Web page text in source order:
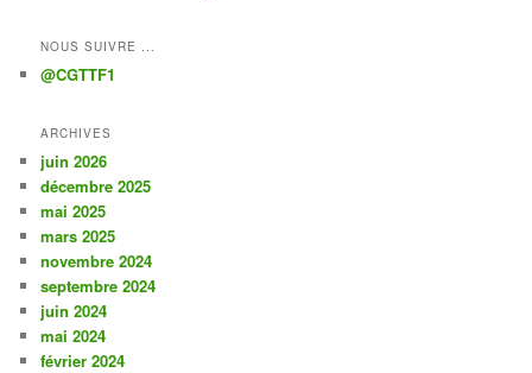
NOUS SUIVRE ...
@CGTTF1
ARCHIVES
juin 2026
décembre 2025
mai 2025
mars 2025
novembre 2024
septembre 2024
juin 2024
mai 2024
février 2024